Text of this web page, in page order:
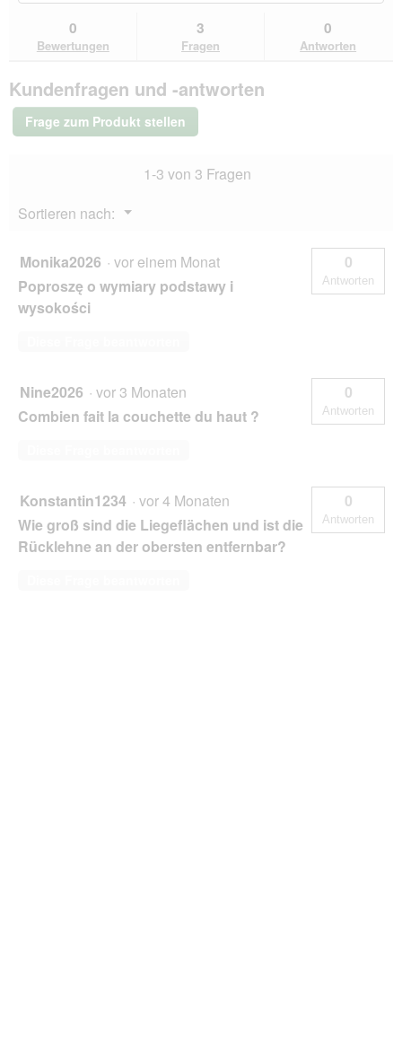
Dialogfeld
geöffnet.
FIT+FUN
Kratzbaum
und
durchsuchen
0
Bewertungen
3
Fragen
0
Antworten
Kundenfragen und -antworten
Frage zum Produkt stellen
1-3 von 3 Fragen
Sortieren nach:
▼
Menü
Monika2026 · vor einem Monat
Poproszę o wymiary podstawy i
wysokości
0
Antworten
Nine2026 · vor 3 Monaten
Combien fait la couchette du haut ?
0
Antworten
Konstantin1234 · vor 4 Monaten
Wie groß sind die Liegeflächen und ist die
Rücklehne an der obersten entfernbar?
0
Antworten